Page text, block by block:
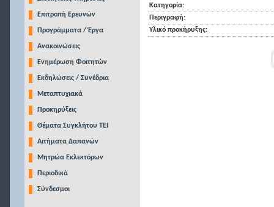
Επιτροπή Ερευνών
Προγράμματα / Έργα
Ανακοινώσεις
Ενημέρωση Φοιτητών
Εκδηλώσεις / Συνέδρια
Μεταπτυχιακά
Προκηρύξεις
Θέματα Συγκλήτου ΤΕΙ
Αιτήματα Δαπανών
Μητρώα Εκλεκτόρων
Περιοδικά
Σύνδεσμοι
Κατηγορία:
Περιγραφή:
Υλικό προκήρυξης: